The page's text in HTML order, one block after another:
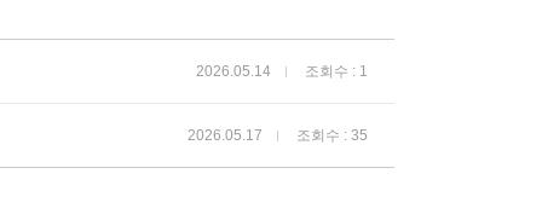
2026.05.14 조회수 : 1
2026.05.17 조회수 : 35